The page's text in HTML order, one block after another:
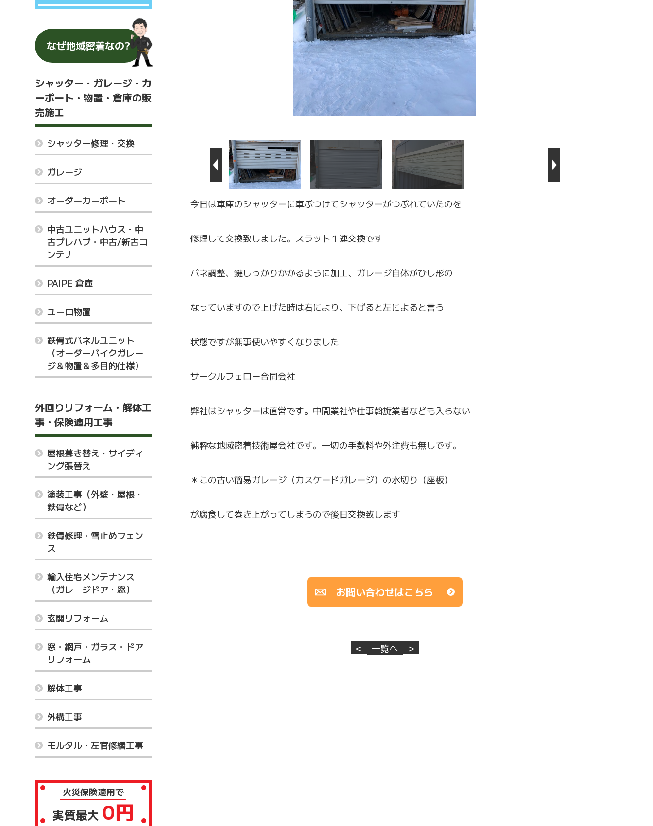
なぜ地域密着なの?
シャッター・ガレージ・カ
ーポート・物置・倉庫の販
売施工
シャッター修理・交換
ガレージ
オーダーカーポート
中古ユニットハウス・中
古プレハブ・中古/新古コ
ンテナ
PAIPE 倉庫
ユーロ物置
鉄骨式パネルユニット
（オーダーバイクガレー
ジ＆物置＆多目的仕様）
外回りリフォーム・解体工
事・保険適用工事
屋根葺き替え・サイディ
ング張替え
塗装工事（外壁・屋根・
鉄骨など）
鉄骨修理・雪止めフェン
ス
輸入住宅メンテナンス
（ガレージドア・窓）
玄関リフォーム
窓・網戸・ガラス・ドア
リフォーム
解体工事
外構工事
モルタル・左官修繕工事
火災保険適用で
実質最大 0円
今日は車庫のシャッターに車ぶつけてシャッターがつぶれていたのを
修理して交換致しました。スラット１連交換です
バネ調整、鍵しっかりかかるように加工、ガレージ自体がひし形の
なっていますので上げた時は右により、下げると左によると言う
状態ですが無事使いやすくなりました
サークルフェロー合同会社
弊社はシャッターは直営です。中間業社や仕事斡旋業者なども入らない
純粋な地域密着技術屋会社です。一切の手数料や外注費も無しです。
＊この古い簡易ガレージ（カスケードガレージ）の水切り（座板）
が腐食して巻き上がってしまうので後日交換致します
お問い合わせはこちら
< 一覧へ >